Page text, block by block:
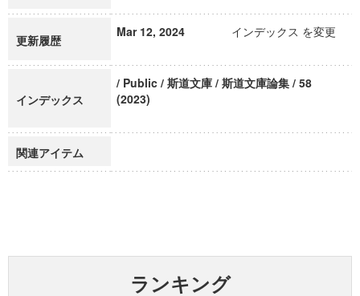
更新履歴
Mar 12, 2024 インデックス を変更
インデックス
/ Public / 斯道文庫 / 斯道文庫論集 / 58
(2023)
関連アイテム
ランキング